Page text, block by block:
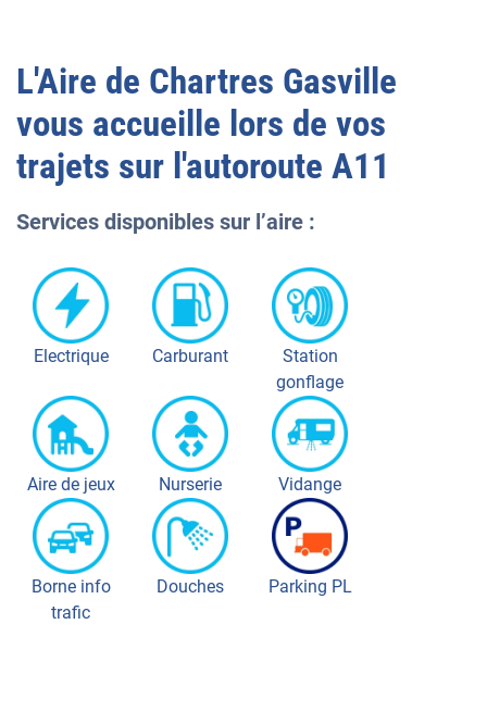
L'Aire de Chartres Gasville
vous accueille lors de vos
trajets sur l'autoroute A11
Services disponibles sur l’aire :
Electrique Carburant
Station
gonflage
Aire de jeux Nurserie Vidange
Borne info
trafic
Douches Parking PL